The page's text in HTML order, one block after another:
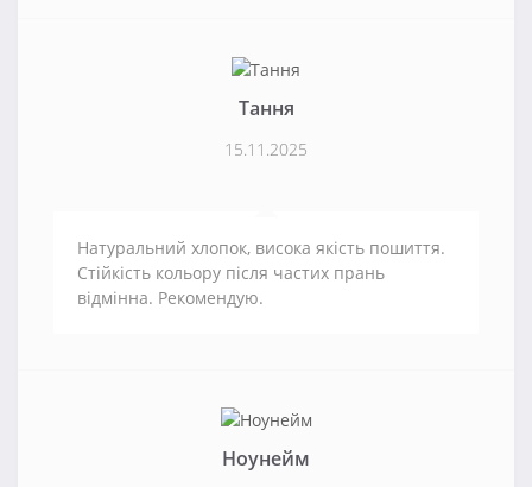
Тання
15.11.2025
Натуральний хлопок, висока якість пошиття.
Стійкість кольору після частих прань
відмінна. Рекомендую.
Ноунейм